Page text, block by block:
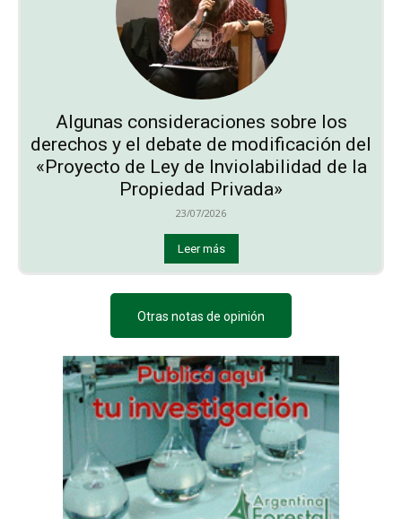
Algunas consideraciones sobre los
derechos y el debate de modificación del
«Proyecto de Ley de Inviolabilidad de la
Propiedad Privada»
23/07/2026
Leer más
Otras notas de opinión